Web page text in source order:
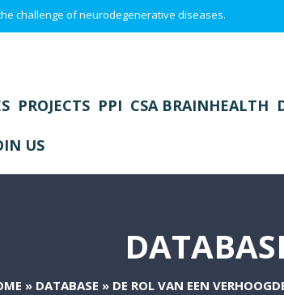
challenge of neurodegenerative diseases.
PROJECTS PPI CSA BRAINHEALTH
US
» DATABASE » DE ROL VAN EEN